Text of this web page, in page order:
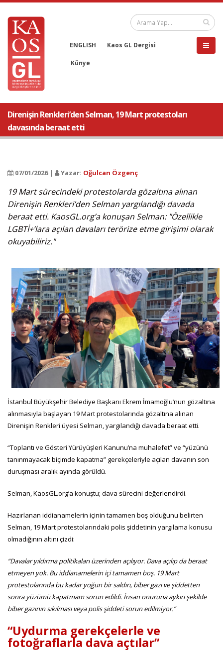
ENGLISH Kaos GL Dergisi
Künye
Direnişin Renkleri’den Selman, 19 Mart protestoları
davasında beraat etti
07/01/2026 | Yazar: Oğulcan Özgenç
19 Mart sürecindeki protestolarda gözaltına alınan
Direnişin Renkleri’den Selman yargılandığı davada
beraat etti. KaosGL.org’a konuşan Selman: "Özellikle
LGBTİ+’lara açılan davaları terörize etme girişimi olarak
okuyabiliriz."
İstanbul Büyükşehir Belediye Başkanı Ekrem İmamoğlu’nun gözaltına
alınmasıyla başlayan 19 Mart protestolarında gözaltına alınan
Direnişin Renkleri üyesi Selman, yargılandığı davada beraat etti.
“Toplantı ve Gösteri Yürüyüşleri Kanunu’na muhalefet” ve “yüzünü
tanınmayacak biçimde kapatma” gerekçeleriyle açılan davanın son
duruşması aralık ayında görüldü.
Selman, KaosGL.org’a konuştu; dava sürecini değerlendirdi.
Hazırlanan iddianamelerin içinin tamamen boş olduğunu belirten
Selman, 19 Mart protestolarındaki polis şiddetinin yargılama konusu
olmadığının altını çizdi:
“Davalar yıldırma politikaları üzerinden açılıyor. Dava açılıp da beraat
etmeyen yok. Bu iddianamelerin içi tamamen boş. 19 Mart
protestolarında bu kadar yoğun bir saldırı, biber gazı ve şiddetten
sonra yüzümü kapatmam sorun edildi. İnsan onuruna aykırı şekilde
biber gazının sıkılması veya polis şiddeti sorun edilmiyor.”
“Uydurma gerekçelerle ve
fotoğraflarla dava açtılar”